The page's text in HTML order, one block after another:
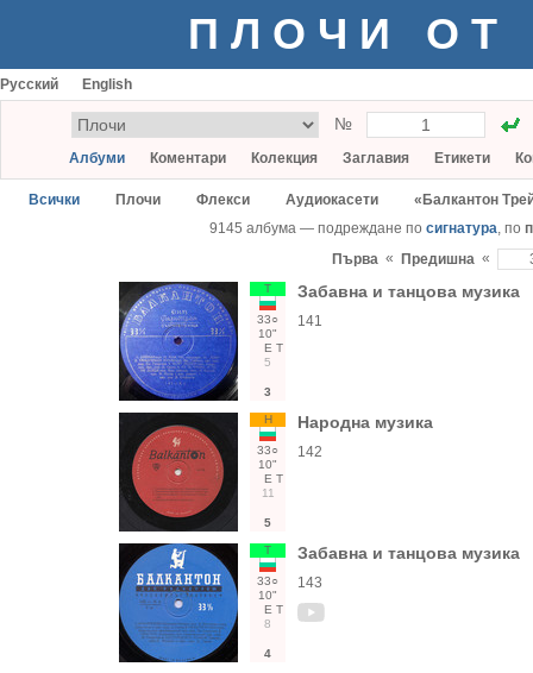
ПЛОЧИ ОТ
Русский English
№
Албуми Коментари Колекция Заглавия Етикети
Всички Плочи Флекси Аудиокасети
«Балкантон
9145 албума — подреждане по сигнатура, по
Първа « Предишна «
Т
33○
10"
Е Т
5
3
Забавна и танцова музика
141
Н
33○
10"
Е Т
11
5
Народна музика
142
Т
33○
10"
Е Т
8
4
Забавна и танцова музика
143